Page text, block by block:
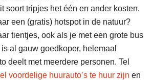
soort tripjes het één en ander kosten.
een (gratis) hotspot in de natuur?
tientjes, ook als je met een grote bus
al gauw goedkoper, helemaal
deelt met meerdere personen. Tel
voordelige huurauto’s te huur zijn en